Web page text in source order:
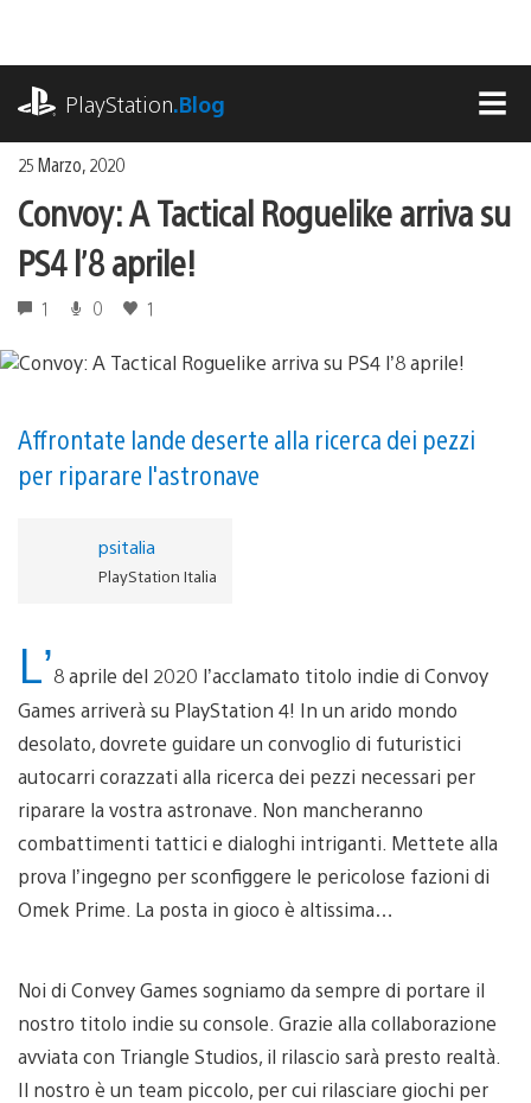
contenuto
PlayStation.Blog
25 Marzo, 2020
Convoy: A Tactical Roguelike arriva su
PS4 l’8 aprile!
1 0 1
Affrontate lande deserte alla ricerca dei pezzi
per riparare l'astronave
psitalia
PlayStation Italia
L’8 aprile del 2020 l’acclamato titolo indie di Convoy
Games arriverà su PlayStation 4! In un arido mondo
desolato, dovrete guidare un convoglio di futuristici
autocarri corazzati alla ricerca dei pezzi necessari per
riparare la vostra astronave. Non mancheranno
combattimenti tattici e dialoghi intriganti. Mettete alla
prova l’ingegno per sconfiggere le pericolose fazioni di
Omek Prime. La posta in gioco è altissima…
Noi di Convey Games sogniamo da sempre di portare il
nostro titolo indie su console. Grazie alla collaborazione
avviata con Triangle Studios, il rilascio sarà presto realtà.
Il nostro è un team piccolo, per cui rilasciare giochi per